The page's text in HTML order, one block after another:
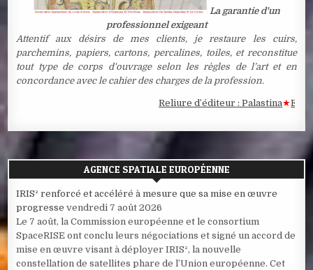
La garantie d'un
professionnel exigeant
Attentif aux désirs de mes clients, je restaure les cuirs,
parchemins, papiers, cartons, percalines, toiles, et reconstitue
tout type de corps d'ouvrage selon les règles de l’art et en
concordance avec le cahier des charges de la profession.
Reliure d’éditeur : Palastina★
AGENCE SPATIALE EUROPÉENNE
IRIS² renforcé et accéléré à mesure que sa mise en œuvre
progresse vendredi 7 août 2026
Le 7 août, la Commission européenne et le consortium
SpaceRISE ont conclu leurs négociations et signé un accord de
mise en œuvre visant à déployer IRIS², la nouvelle
constellation de satellites phare de l’Union européenne. Cet